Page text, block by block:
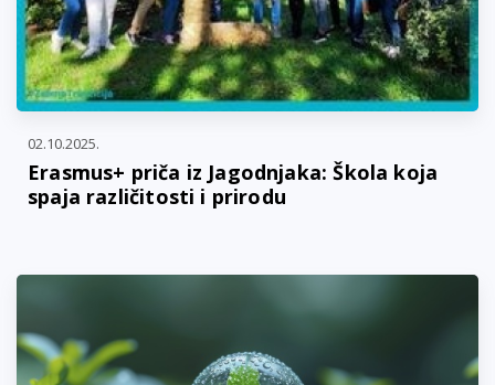
02.10.2025.
Erasmus+ priča iz Jagodnjaka: Škola koja
spaja različitosti i prirodu